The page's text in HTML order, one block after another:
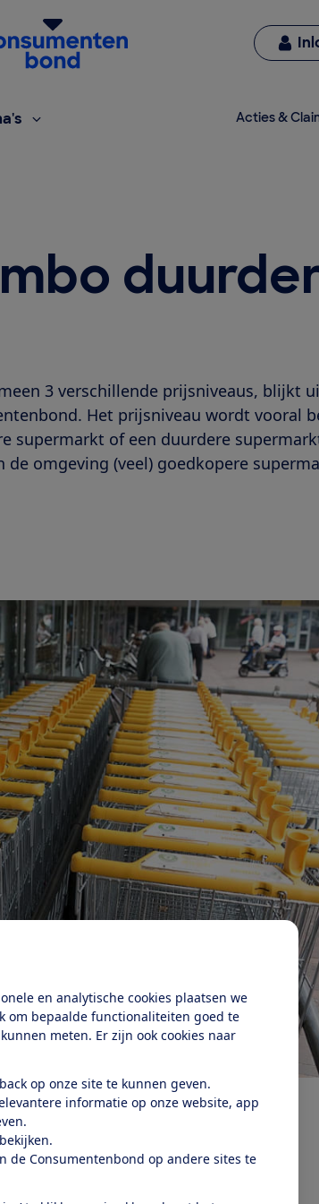
en analytische cookies plaatsen we
om bepaalde functionaliteiten goed te
meten. Er zijn ook cookies naar
op onze site te kunnen geven.
informatie op onze website, app
de Consumentenbond op andere sites te
van de Consumentenbond
Acties &
3 verschillende prijsniveaus, blijkt
Het prijsniveau wordt vooral
supermarkt of een duurdere
omgeving (veel) goedkopere
prijsniveau te hanteren, in 32% hun
Friesland, Groningen en Limburg zijn er
de Randstad zitten de goedkopere
A-merken. Hoogvliet hanteert 2
Jumbo en Hoogvliet gelden de